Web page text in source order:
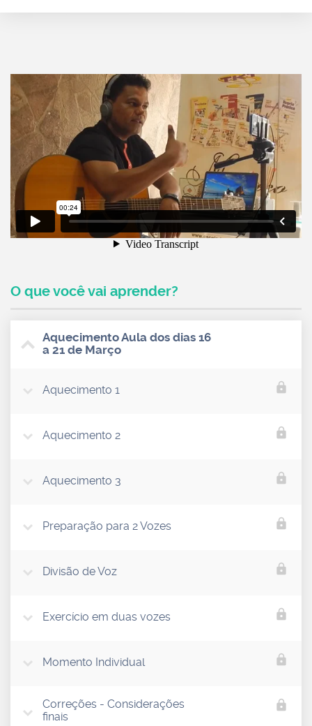
O que você vai aprender?
Aquecimento Aula dos dias 16
a 21 de Março
Aquecimento 1 lock
Aquecimento 2 lock
Aquecimento 3 lock
Preparação para 2 Vozes lock
Divisão de Voz lock
Exercício em duas vozes lock
Momento Individual lock
Correções - Considerações
finais
lock